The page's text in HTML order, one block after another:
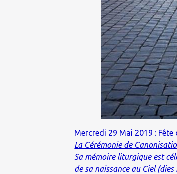
Mercredi 29 Mai 2019 : Fête
La Cérémonie de
Sa mémoire liturgique est
de sa naissance au Ciel